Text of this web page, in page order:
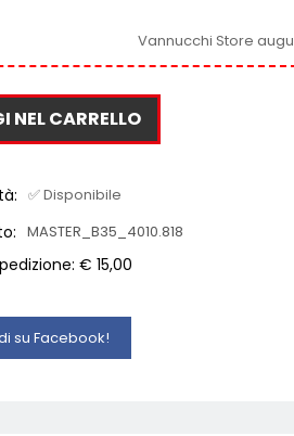
Vannucchi Store
NEL CARRELLO
✅ Disponibile
MASTER_B35_4010.818
€ 15,00
su Facebook!